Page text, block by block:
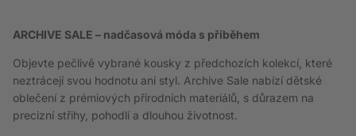
ARCHIVE SALE – nadčasová móda s příběhem
Objevte pečlivě vybrané kousky z předchozích kolekcí, které
neztrácejí svou hodnotu ani styl. Archive Sale nabízí dětské
oblečení z prémiových přírodních materiálů, s důrazem na
precizní střihy, pohodlí a dlouhou životnost.